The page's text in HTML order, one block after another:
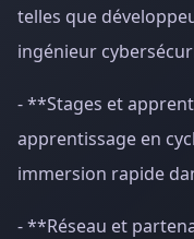
telles que
ingénieur
- **Stages et
apprentissage en
immersion rapide
- **Réseau et